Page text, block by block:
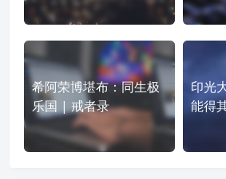
希阿荣博堪布：同生极
乐国 | 戒者录
印光
能得